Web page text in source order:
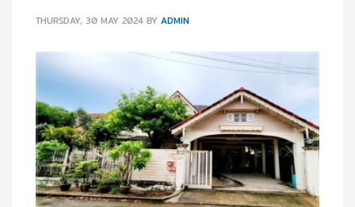
THURSDAY, 30 MAY 2024 BY ADMIN